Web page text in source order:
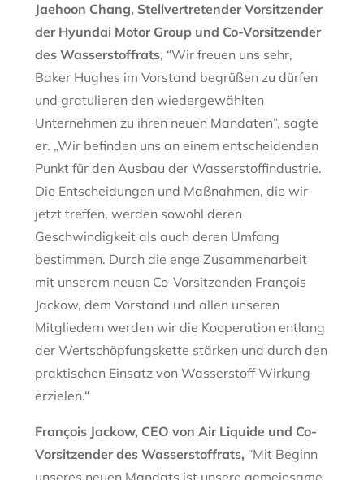
Jaehoon Chang, Stellvertretender Vorsitzender
der Hyundai Motor Groupund Co-Vorsitzender
des Wasserstoffrats, “Wir freuen uns sehr,
Baker Hughes im Vorstand begrüßen zu dürfen
und gratulieren den wiedergewählten
Unternehmen zu ihren neuen Mandaten”, sagte
er. „Wir befinden uns an einem entscheidenden
Punkt für den Ausbau der Wasserstoffindustrie.
Die Entscheidungen und Maßnahmen, die wir
jetzt treffen, werden sowohl deren
Geschwindigkeit als auch deren Umfang
bestimmen. Durch die enge Zusammenarbeit
mit unserem neuen Co-Vorsitzenden François
Jackow, dem Vorstand und allen unseren
Mitgliedern werden wir die Kooperation entlang
der Wertschöpfungskette stärken und durch den
praktischen Einsatz von Wasserstoff Wirkung
erzielen.“
François Jackow, CEO von Air Liquide und Co-
Vorsitzender des Wasserstoffrats, “Mit Beginn
unseres neuen Mandats ist unsere gemeinsame